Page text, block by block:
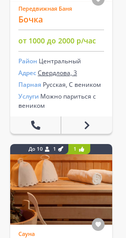
Передвижная Баня
Бочка
от 1000 до 2000 р/час
Район Центральный
АдресСвердлова, 3
Парная Русская, С веником
Услуги Можно париться с
веником
До 10 1 1
Сауна